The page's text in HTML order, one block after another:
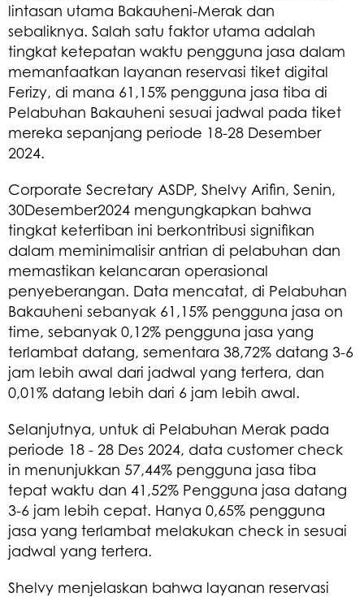
lintasan utama Bakauheni-Merak dan
sebaliknya. Salah satu faktor utama adalah
tingkat ketepatan waktu pengguna jasa dalam
memanfaatkan layanan reservasi tiket digital
Ferizy, di mana 61,15% pengguna jasa tiba di
Pelabuhan Bakauheni sesuai jadwal pada tiket
mereka sepanjang periode 18-28 Desember
2024.
Corporate Secretary ASDP, Shelvy Arifin, Senin,
30Desember2024 mengungkapkan bahwa
tingkat ketertiban ini berkontribusi signifikan
dalam meminimalisir antrian di pelabuhan dan
memastikan kelancaran operasional
penyeberangan. Data mencatat, di Pelabuhan
Bakauheni sebanyak 61,15% pengguna jasa on
time, sebanyak 0,12% pengguna jasa yang
terlambat datang, sementara 38,72% datang 3-6
jam lebih awal dari jadwal yang tertera, dan
0,01% datang lebih dari 6 jam lebih awal.
Selanjutnya, untuk di Pelabuhan Merak pada
periode 18 - 28 Des 2024, data customer check
in menunjukkan 57,44% pengguna jasa tiba
tepat waktu dan 41,52% Pengguna jasa datang
3-6 jam lebih cepat. Hanya 0,65% pengguna
jasa yang terlambat melakukan check in sesuai
jadwal yang tertera.
Shelvy menjelaskan bahwa layanan reservasi